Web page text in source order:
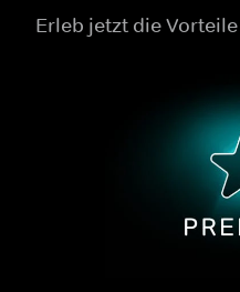
Erleb jetzt die